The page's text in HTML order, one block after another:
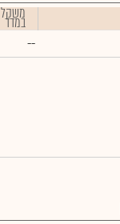
משקל
במדד
--